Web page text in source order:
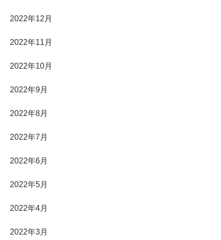
2022年12月
2022年11月
2022年10月
2022年9月
2022年8月
2022年7月
2022年6月
2022年5月
2022年4月
2022年3月